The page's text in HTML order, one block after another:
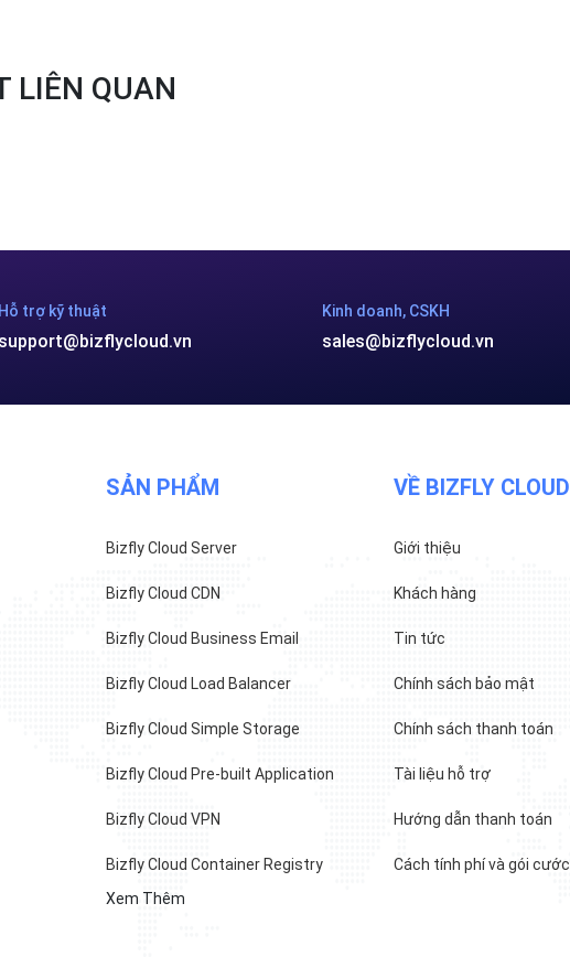
LIÊN QUAN
Hỗ trợ kỹ thuật
support@bizflycloud.vn
Kinh doanh, CSKH
sales@bizflycloud.vn
SẢN PHẨM
Bizfly Cloud Server
Bizfly Cloud CDN
Bizfly Cloud Business Email
Bizfly Cloud Load Balancer
Bizfly Cloud Simple Storage
Bizfly Cloud Pre-built Application
Bizfly Cloud VPN
Bizfly Cloud Container Registry
Xem Thêm
VỀ BIZFLY CLOUD
Giới thiệu
Khách hàng
Tin tức
Chính sách bảo mật
Chính sách thanh toán
Tài liệu hỗ trợ
Hướng dẫn thanh toán
Cách tính phí và gói cước